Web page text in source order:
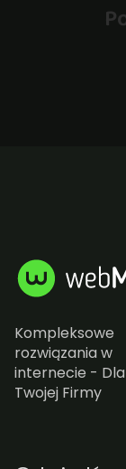
Kompleksowe
rozwiązania w
internecie - Dla
Twojej Firmy